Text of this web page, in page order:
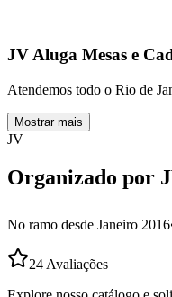
JV Aluga Mesas e
Atendemos todo o Rio de
Mostrar mais
JV
Organizado por
No ramo desde Janeiro 2016
24 Avaliações